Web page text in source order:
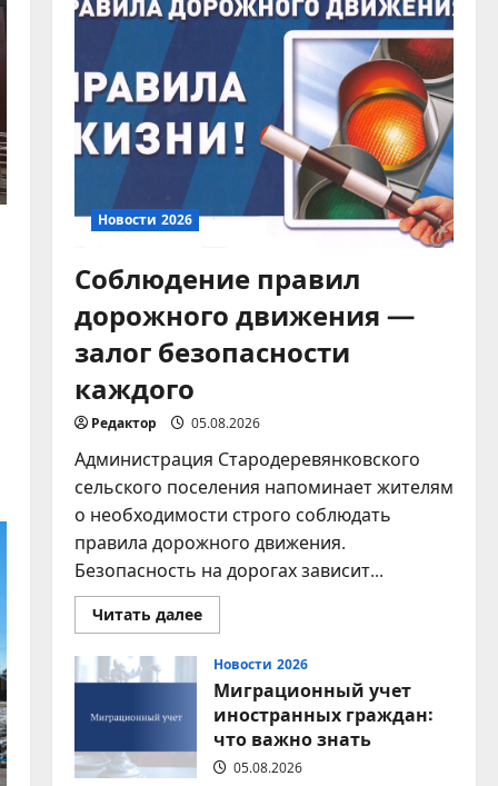
инфраструктуры
03.08.2026
Новости 2026
Соблюдение правил
дорожного движения —
залог безопасности
каждого
Редактор 05.08.2026
Администрация Стародеревянковского
сельского поселения напоминает жителям
о необходимости строго соблюдать
правила дорожного движения.
Безопасность на дорогах зависит...
Читать далееПрочитать
больше
Соблюдение
правил
дорожного
движения
—
залог
безопасности
каждого
Новости 2026
Миграционный учет
иностранных граждан:
что важно знать
05.08.2026